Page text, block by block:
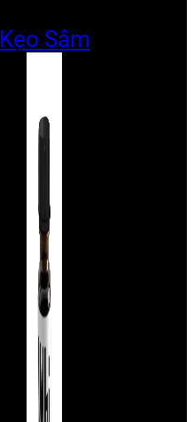
Kẹo Sâm